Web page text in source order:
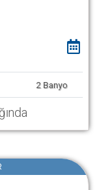
2 Banyo